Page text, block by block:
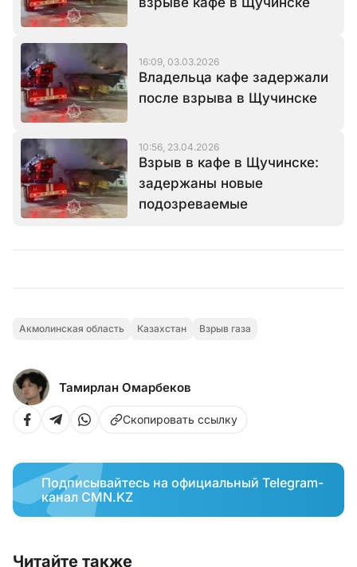
16:09, 03.03.2026
Владельца кафе задержали
после взрыва в Щучинске
10:56, 23.04.2026
Взрыв в кафе в Щучинске:
задержаны новые
подозреваемые
Акмолинская область Казахстан Взрыв газа
Тамирлан Омарбеков
Скопировать ссылку
Подписывайтесь на официальный Telegram-
канал CMN.KZ
Читайте также